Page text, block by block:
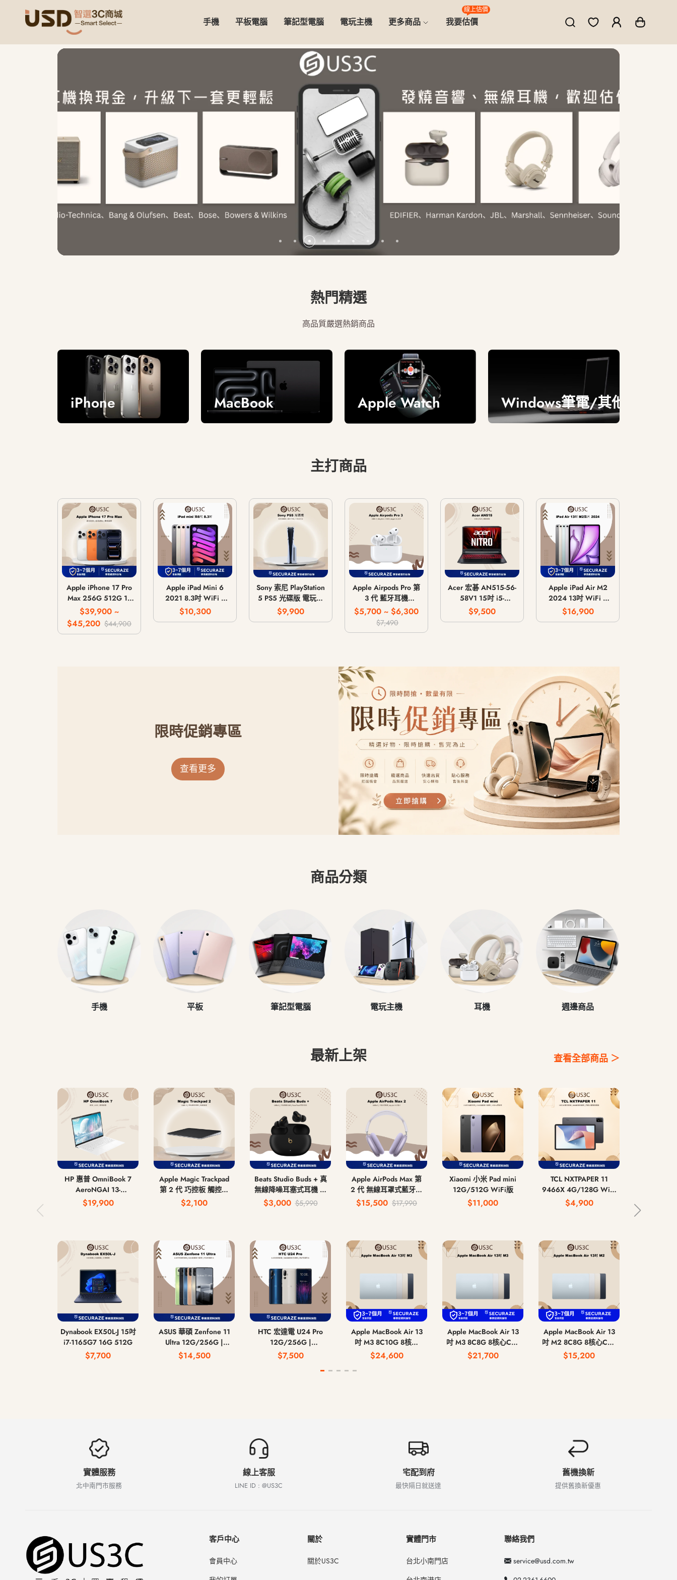
手機 平板電腦 筆記型電腦 電玩主機 更多商品 我要估價
線上估價
USD 智選二手3C商城｜【30天安心保固】精選二手 iPhone、MacBook、筆電
熱門精選
高品質嚴選熱銷商品
iPhone MacBook Apple Watch Windows筆電/其他
主打商品
Apple iPhone 17 Pro
Max 256G 512G 1T
2T
$39,900 ~
$45,200 $44,900
Apple iPad Mini 6
2021 8.3吋 WiFi /
LTE 行動網路 / 64G
256G
$10,300
Sony 索尼 PlayStation
5 PS5 光碟版 電玩主
機 遊戲主機 CFI-
1018A / CFI-1118A /
$9,900
Apple Airpods Pro 第
3 代 藍牙耳機
MagSafe 無線充電版
USB-C
$5,700 ~ $6,300
$7,490
Acer 宏碁 AN515-56-
58V1 15吋 i5-
11300H 8G 512G
GTX 1650 4G
$9,500
Apple iPad Air M2
2024 13吋 WiFi /
LTE 行動網路 / 128G
256G 512G 1T
$16,900
限時促銷專區
查看更多
商品分類
手機 平板 筆記型電腦 電玩主機 耳機 週邊商品
最新上架 查看全部商品 ＞
HP 惠普 OmniBook 7
AeroNGAI 13-
bg1066AU 13吋 AI 5
$19,900
Apple Magic Trackpad
第 2 代 巧控板 觸控板
USB-C
$2,100
Beats Studio Buds + 真
無線降噪耳塞式耳機 無
線藍牙耳機
$3,000 $5,990
Apple AirPods Max 第
2 代 無線耳罩式藍牙耳
機 USB-C
$15,500 $17,990
Xiaomi 小米 Pad mini
12G/512G WiFi版
$11,000
TCL NXTPAPER 11
9466X 4G/128G WiFi
版
$4,900
Dynabook EX50L-J 15吋
i7-1165G7 16G 512G
$7,700
ASUS 華碩 Zenfone 11
Ultra 12G/256G |
16G/512G 6.8吋
$14,500
HTC 宏達電 U24 Pro
12G/256G |
12G/512G 6.8吋
$7,500
Apple MacBook Air 13
吋 M3 8C10G 8核心
CPU 10核心GPU 8G 記
$24,600
Apple MacBook Air 13
吋 M3 8C8G 8核心CPU
8核心GPU 8G 記憶體
$21,700
Apple MacBook Air 13
吋 M2 8C8G 8核心CPU
8核心GPU 8G 記憶體
$15,200
實體服務
北中南門市服務
線上客服
LINE ID : @US3C
宅配到府
最快隔日就送達
舊機換新
提供舊換新優惠
客戶中心
會員中心
關於
關於US3C
實體門市
台北小南門店
聯絡我們
service@usd.com.tw